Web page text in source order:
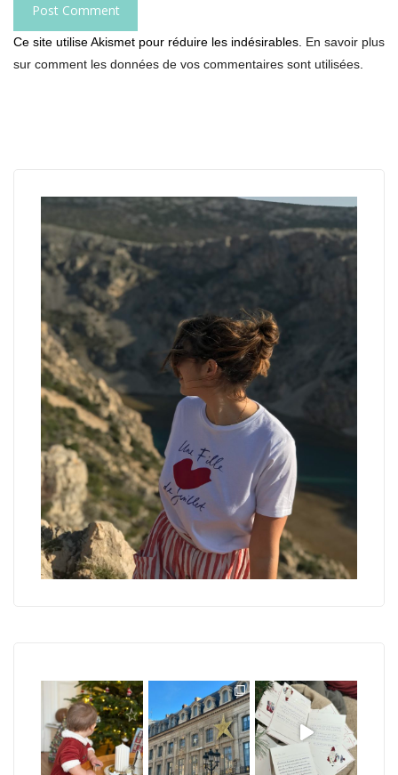
Ce site utilise Akismet pour réduire les indésirables. En savoir plus
sur comment les données de vos commentaires sont utilisées.